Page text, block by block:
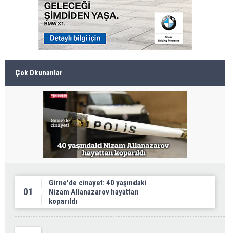
Çok Okunanlar
01
Girne'de cinayet: 40 yaşındaki
Nizam Allanazarov hayattan
koparıldı